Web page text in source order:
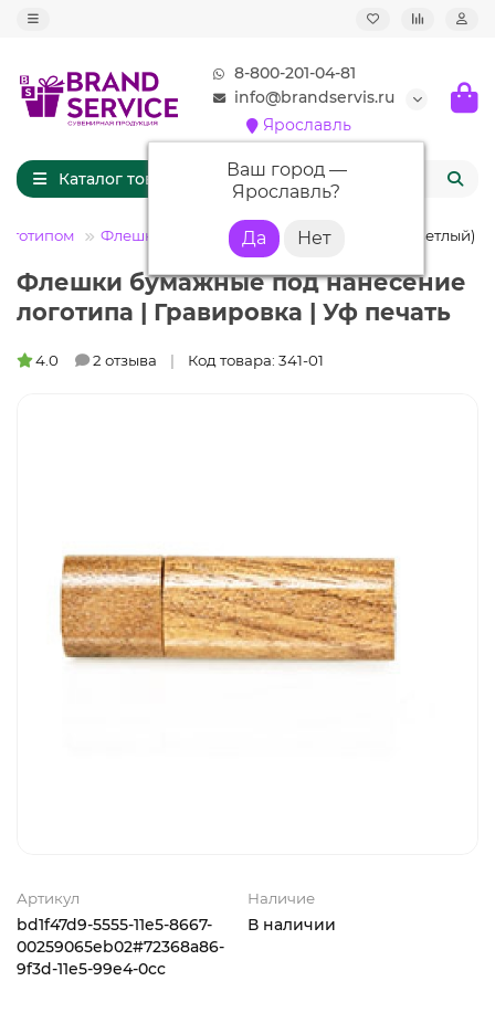
8-800-201-04-81
info@brandservis.ru
Ярославль
Ваш город —
Ярославль?
Каталог товаров
Флешки деревянные Флешка DR014 (светлый) 4
Флешки бумажные под нанесение
логотипа | Гравировка | Уф печать
4.0 2 отзыва Код товара: 341-01
Артикул
bd1f47d9-5555-11e5-8667-
00259065eb02#72368a86-
9f3d-11e5-99e4-0cc
Наличие
В наличии